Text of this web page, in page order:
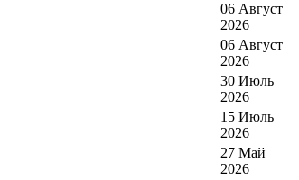
06 Август
2026
06 Август
2026
30 Июль
2026
15 Июль
2026
27 Май
2026